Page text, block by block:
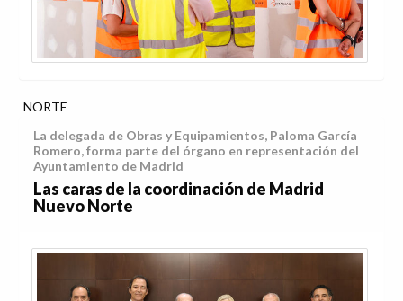
NORTE
La delegada de Obras y Equipamientos, Paloma García
Romero, forma parte del órgano en representación del
Ayuntamiento de Madrid
Las caras de la coordinación de Madrid
Nuevo Norte